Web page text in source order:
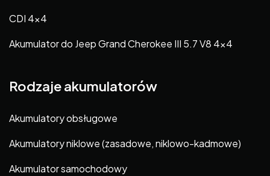
CDI 4×4
Akumulator do Jeep Grand Cherokee III 5.7 V8 4×4
Rodzaje akumulatorów
Akumulatory obsługowe
Akumulatory niklowe (zasadowe, niklowo-kadmowe)
Akumulator samochodowy